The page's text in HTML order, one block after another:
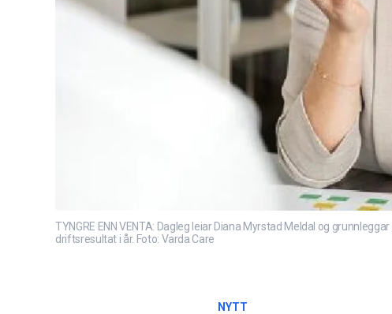
TYNGRE ENN VENTA: Dagleg leiar Diana Myrstad Meldal og
driftsresultat i år. Foto: Varda Care
NYTT